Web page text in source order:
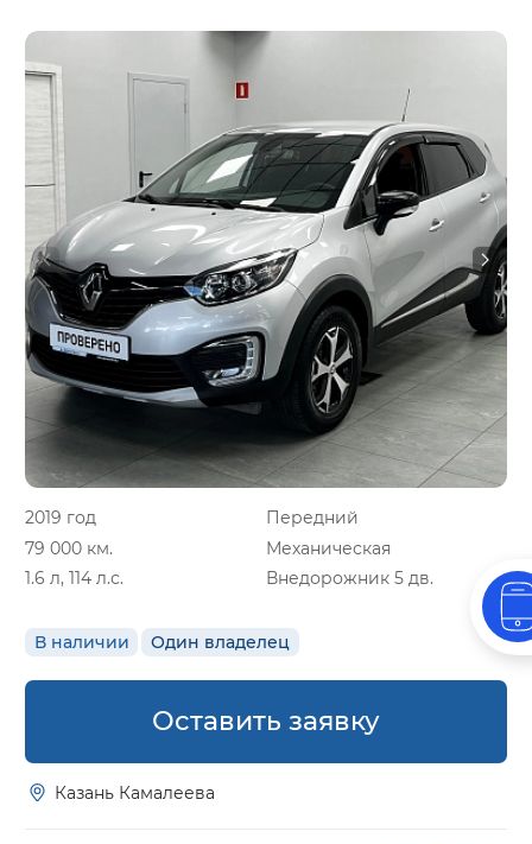
2019 год
Передний
79 000 км.
Механическая
1.6 л, 114 л.с.
Внедорожник 5 дв.
В наличии Один владелец
Оставить заявку
Казань Камалеева